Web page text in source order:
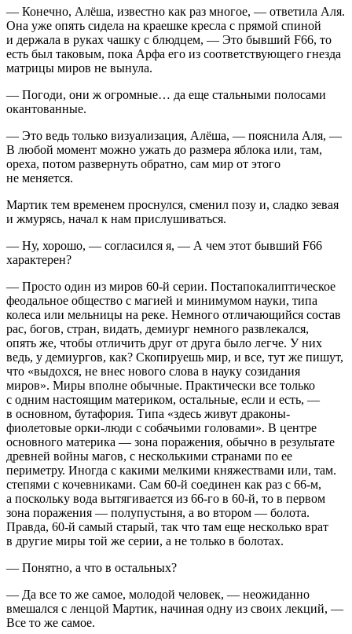
— Конечно, Алёша, известно как раз многое, — ответила Аля.
Она уже опять сидела на краешке кресла с прямой спиной
и держала в руках чашку с блюдцем, — Это бывший F66, то
есть был таковым, пока Арфа его из соответствующего гнезда
матрицы миров не вынула.
— Погоди, они ж огромные… да еще стальными полосами
окантованные.
— Это ведь только визуализация, Алёша, — пояснила Аля, —
В любой момент можно ужать до размера яблока или, там,
ореха, потом развернуть обратно, сам мир от этого
не меняется.
Мартик тем временем проснулся, сменил позу и, сладко зевая
и жмурясь, начал к нам прислушиваться.
— Ну, хорошо, — согласился я, — А чем этот бывший F66
характерен?
— Просто один из миров 60-й серии. Постапокалиптическое
феодальное общество с магией и минимумом науки, типа
колеса или мельницы на реке. Немного отличающийся состав
рас, богов, стран, видать, демиург немного развлекался,
опять же, чтобы отличить друг от друга было легче. У них
ведь, у демиургов, как? Скопируешь мир, и все, тут же пишут,
что «выдохся, не внес нового слова в науку созидания
миров». Миры вполне обычные. Практически все только
с одним настоящим материком, остальные, если и есть, —
в основном, бутафория. Типа «здесь живут драконы-
фиолетовые орки-люди с собачьими головами». В центре
основного материка — зона поражения, обычно в результате
древней войны магов, с несколькими странами по ее
периметру. Иногда с какими мелкими княжествами или, там.
степями с кочевниками. Сам 60-й соединен как раз с 66-м,
а поскольку вода вытягивается из 66-го в 60-й, то в первом
зона поражения — полупустыня, а во втором — болота.
Правда, 60-й самый старый, так что там еще несколько врат
в другие миры той же серии, а не только в болотах.
— Понятно, а что в остальных?
— Да все то же самое, молодой человек, — неожиданно
вмешался с ленцой Мартик, начиная одну из своих лекций, —
Все то же самое.